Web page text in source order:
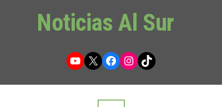
Noticias Al Sur
YouTube
X Facebook
Instagram
TikTok